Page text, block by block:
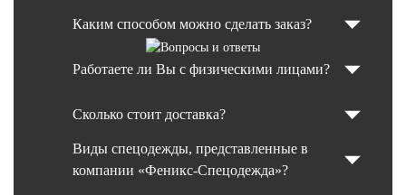
Каким способом можно сделать заказ?
Работаете ли Вы с физическими лицами?
Сколько стоит доставка?
Виды спецодежды, представленные в
компании «Феникс-Спецодежда»?